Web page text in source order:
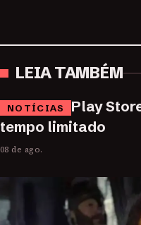
LEIA TAMBÉM
NOTÍCIAS
Play
tempo limitado
08 de ago.